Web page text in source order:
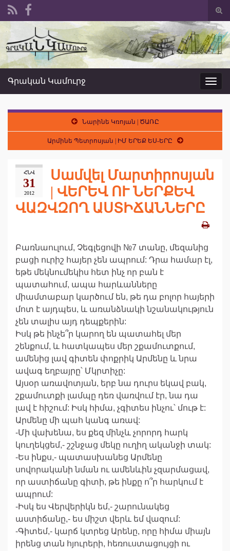
form
Search for:
Գրական Կամուրջ
Նարինե Կռոյան | ԾԱՌԸ
Արմինե Պետրոսյան | ԻՄ ԵՐԵՔ ԵՍ-ԵՐԸ
ՀՆՎ
31
2012
Սամվել Մարտիրոսյան
| ՎԵՐԵՎ ՈՒ ՆԵՐՔԵՎ
ՎԱԶՎԶՈՂ ԱՍՏԻՃԱՆՆԵՐԸ
Բառնաուլում, Չեգլեցովի №7 տանը, մեզանից
բացի ուրիշ հայեր չեն ապրում: Դրա համար էլ,
եթե մեկնումեկիս հետ ինչ որ բան է
պատահում, ապա հարևանները
միամտաբար կարծում են, թե դա բոլոր հայերի
մոտ է այդպես, և առանձնակի նշանակություն
չեն տալիս այդ դեպքերին:
Իսկ թե ինչե՞ր կարող են պատահել մեր
շենքում, և հատկապես մեր շքամուտքում,
ամենից լավ գիտեն փոքրիկ Արմենը և նրա
ավագ եղբայրը՝ Մկրտիչը:
Այսօր առավոտյան, երբ նա դուրս եկավ բակ,
շքամուտքի լամպը դեռ վառվում էր, նա դա
լավ է հիշում: Իսկ հիմա, չգիտես ինչու՝ մութ է:
Արմենը մի պահ կանգ առավ:
-Մի վախենա, ես քեզ մինչև չորորդ հարկ
կուղեկցեմ,- շշնջաց մեկը ուղիղ ականջի տակ:
-Ես ինքս,- պատասխանեց Արմենը
սովորականի նման ու ամենևին չզարմացավ,
որ աստիճանը գիտի, թե ինքը ո՞ր հարկում է
ապրում:
-Իսկ ես Վերվերիկն եմ,- շարունակեց
աստիճանը,- ես միշտ վերև եմ վազում:
-Գիտեմ,- կարճ կտրեց Արենը, որը հիմա միայն
իրենց տան հյուրերի, հեռուստացույցի ու